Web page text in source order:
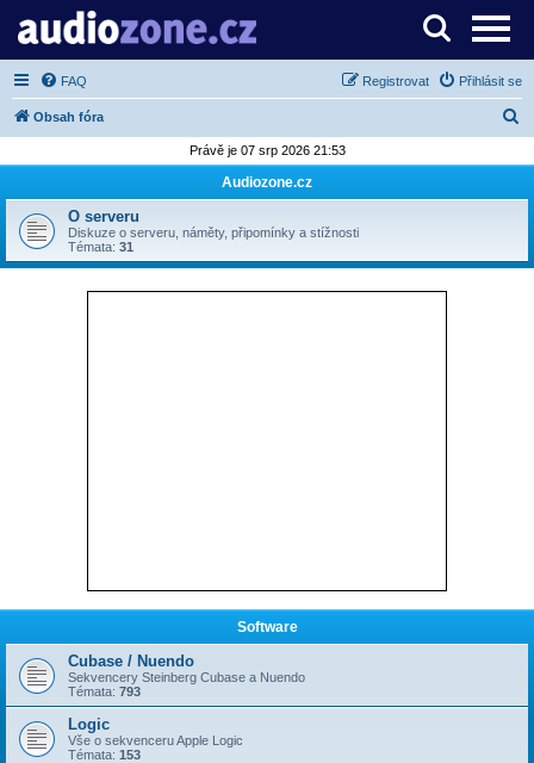
Server o digitálním zpracování zvuku
FAQ Přihlásit se
Registrovat
Obsah fóra
d
t
Právě je 07 srp 2026 21:53
Audiozone.cz
O serveru
Diskuze o serveru, náměty, připomínky a stížnosti
Témata: 31
Software
Cubase / Nuendo
Sekvencery Steinberg Cubase a Nuendo
Témata: 793
Logic
Vše o sekvenceru Apple Logic
Témata: 153